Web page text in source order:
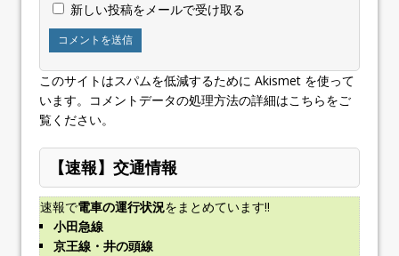
新しい投稿をメールで受け取る
このサイトはスパムを低減するために Akismet を使って
います。 コメントデータの処理方法の詳細はこちらをご
覧ください。
【速報】交通情報
速報で電車の運行状況をまとめています!!
小田急線
京王線・井の頭線